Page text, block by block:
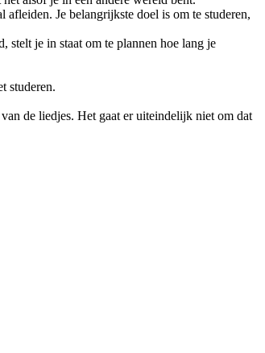
afleiden. Je belangrijkste doel is om te studeren,
stelt je in staat om te plannen hoe lang je
studeren.
de liedjes. Het gaat er uiteindelijk niet om dat